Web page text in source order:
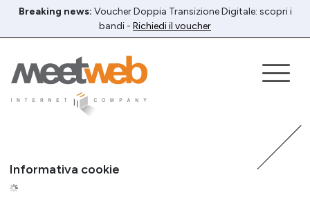
Breaking news: Voucher Doppia Transizione Digitale: scopri i
bandi - Richiedi il voucher
Informativa cookie